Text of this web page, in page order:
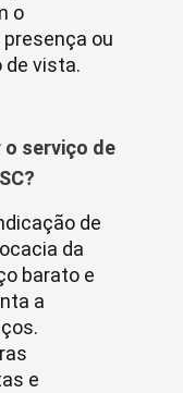
o
ou
de vista.
serviço de
de
da
barato e
a
e